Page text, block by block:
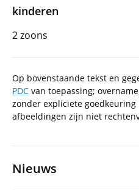
kinderen
2 zoons
Op bovenstaande tekst en
PDC van toepassing;
zonder expliciete goedkeuring
afbeeldingen zijn niet
Nieuws